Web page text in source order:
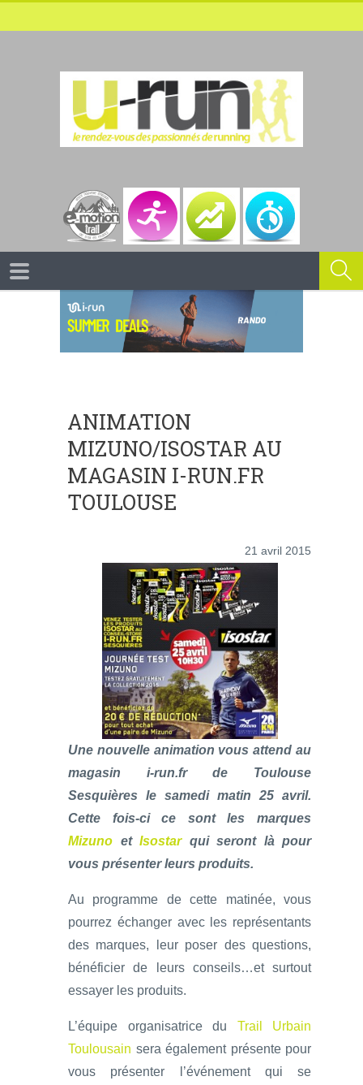
ANIMATION
MIZUNO/ISOSTAR AU
MAGASIN I-RUN.FR
TOULOUSE
21 avril 2015
Une nouvelle animation vous attend au
magasin i-run.fr de Toulouse
Sesquières le samedi matin 25 avril.
Cette fois-ci ce sont les marques
Mizuno et Isostar qui seront là pour
vous présenter leurs produits.
Au programme de cette matinée, vous
pourrez échanger avec les représentants
des marques, leur poser des questions,
bénéficier de leurs conseils…et surtout
essayer les produits.
L’équipe organisatrice du Trail Urbain
Toulousain sera également présente pour
vous présenter l’événement qui se